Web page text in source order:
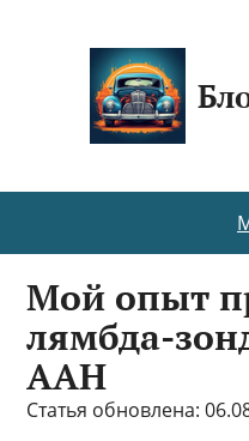
Мой опыт
лямбда-
AAH
Статья обновлена: